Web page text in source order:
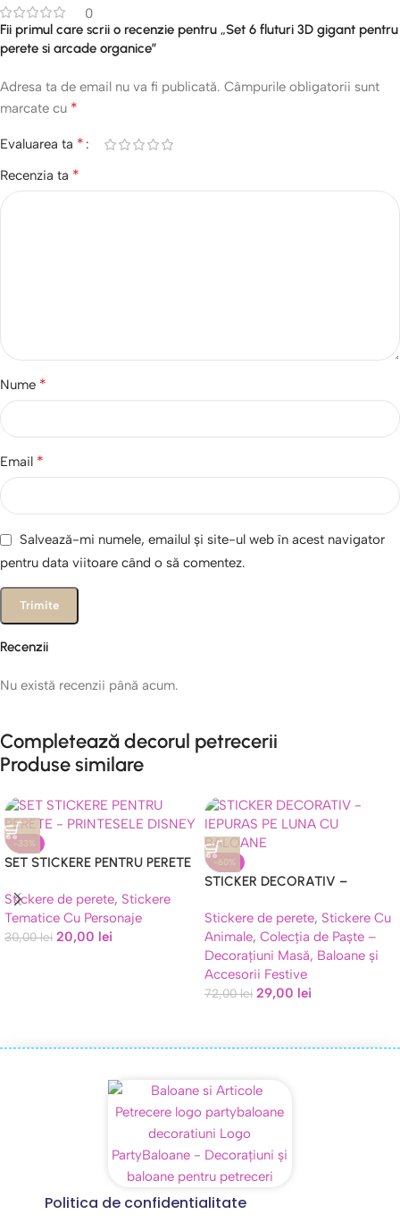
0
Recenzii
Nu există recenzii până acum.
Fii primul care scrii o recenzie pentru „Set 6 fluturi 3D gigant pentru
perete si arcade organice”
Adresa ta de email nu va fi publicată. Câmpurile obligatorii sunt
marcate cu *
Evaluarea ta *
Recenzia ta *
Nume *
Email *
Salvează-mi numele, emailul și site-ul web în acest navigator
pentru data viitoare când o să comentez.
Completează decorul petrecerii
Produse similare
-33%
SET STICKERE PENTRU PERETE
Stickere de perete, Stickere
Tematice Cu Personaje
30,00lei 20,00 lei
-60%
STICKER DECORATIV –
BALOANE COD 300
Stickere de perete, Stickere Cu
Animale, Colecția de Paște –
Decorațiuni Masă, Baloane și
Accesorii Festive
72,00lei 29,00 lei
Politica de confidentialitate